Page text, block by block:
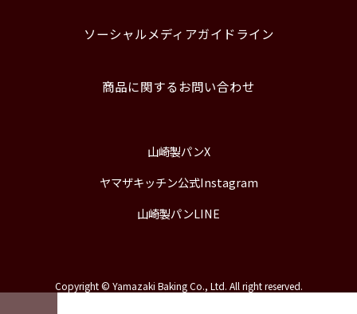
ソーシャルメディアガイドライン
商品に関するお問い合わせ
山崎製パンX
ヤマザキッチン公式Instagram
山崎製パンLINE
Copyright © Yamazaki Baking Co., Ltd. All right reserved.